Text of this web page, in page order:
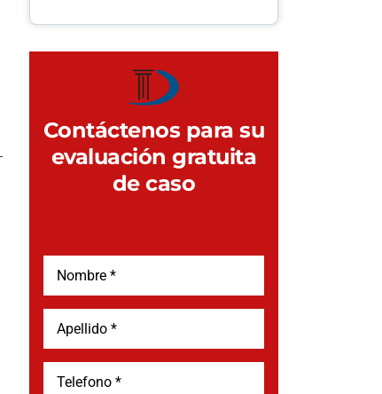
Contáctenos para su
evaluación gratuita
de caso